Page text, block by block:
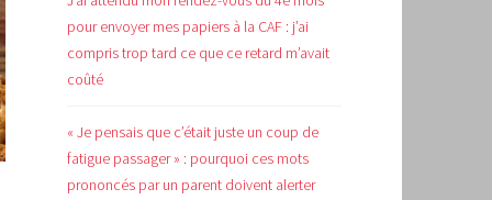
pour envoyer mes papiers à la CAF : j’ai
compris trop tard ce que ce retard m’avait
coûté
« Je pensais que c’était juste un coup de
fatigue passager » : pourquoi ces mots
prononcés par un parent doivent alerter